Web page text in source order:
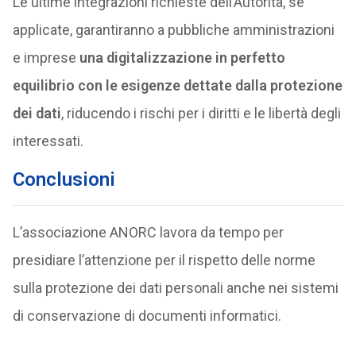
applicate, garantiranno a pubbliche amministrazioni
e imprese una digitalizzazione in perfetto
equilibrio con le esigenze dettate dalla protezione
dei dati, riducendo i rischi per i diritti e le libertà degli
interessati.
Conclusioni
L’associazione ANORC lavora da tempo per
presidiare l’attenzione per il rispetto delle norme
sulla protezione dei dati personali anche nei sistemi
di conservazione di documenti informatici.